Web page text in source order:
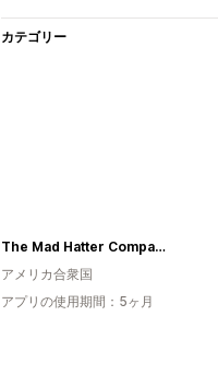
カテゴリー
The Mad Hatter Company
アメリカ合衆国
アプリの使用期間：5ヶ月